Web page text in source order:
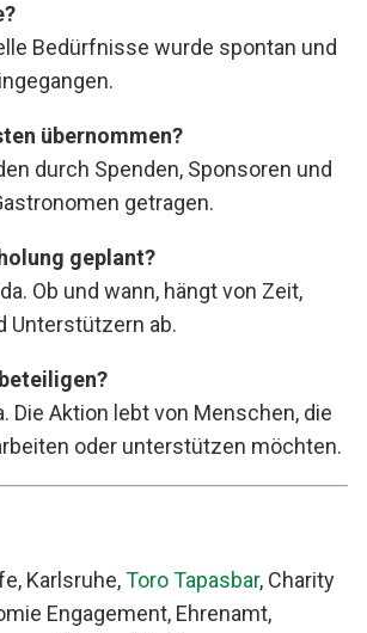
Bedürfnisse wurde spontan und
übernommen?
durch Spenden, Sponsoren und
getragen.
geplant?
Ob und wann, hängt von Zeit,
Unterstützern ab.
Die Aktion lebt von Menschen, die
oder unterstützen möchten.
Karlsruhe,Toro Tapasbar, Charity
Engagement, Ehrenamt,